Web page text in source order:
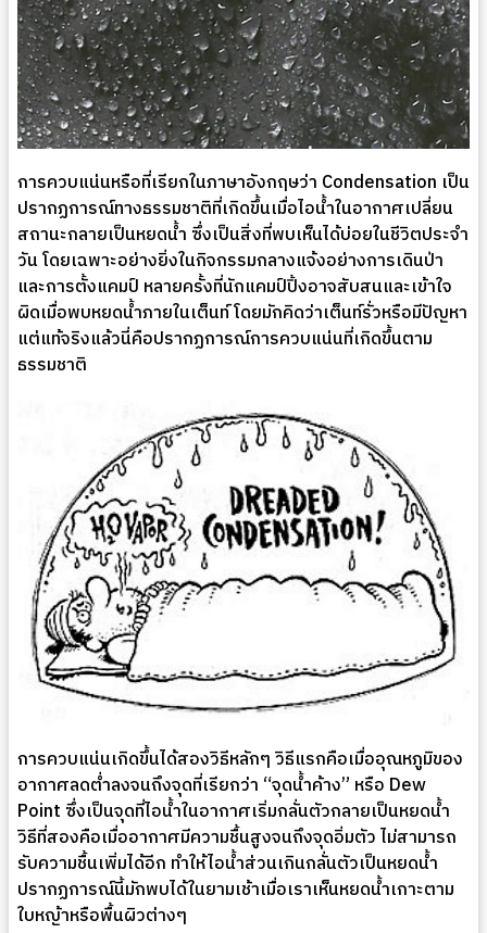
การควบแน่นหรือที่เรียกในภาษาอังกฤษว่า Condensation เป็น
ปรากฏการณ์ทางธรรมชาติที่เกิดขึ้นเมื่อไอน้ำในอากาศเปลี่ยน
สถานะกลายเป็นหยดน้ำ ซึ่งเป็นสิ่งที่พบเห็นได้บ่อยในชีวิตประจำ
วัน โดยเฉพาะอย่างยิ่งในกิจกรรมกลางแจ้งอย่างการเดินป่า
และการตั้งแคมป์ หลายครั้งที่นักแคมป์ปิ้งอาจสับสนและเข้าใจ
ผิดเมื่อพบหยดน้ำภายในเต็นท์ โดยมักคิดว่าเต็นท์รั่วหรือมีปัญหา
แต่แท้จริงแล้วนี่คือปรากฏการณ์การควบแน่นที่เกิดขึ้นตาม
ธรรมชาติ
การควบแน่นเกิดขึ้นได้สองวิธีหลักๆ วิธีแรกคือเมื่ออุณหภูมิของ
อากาศลดต่ำลงจนถึงจุดที่เรียกว่า “จุดน้ำค้าง” หรือ Dew
Point ซึ่งเป็นจุดที่ไอน้ำในอากาศเริ่มกลั่นตัวกลายเป็นหยดน้ำ
วิธีที่สองคือเมื่ออากาศมีความชื้นสูงจนถึงจุดอิ่มตัว ไม่สามารถ
รับความชื้นเพิ่มได้อีก ทำให้ไอน้ำส่วนเกินกลั่นตัวเป็นหยดน้ำ
ปรากฏการณ์นี้มักพบได้ในยามเช้าเมื่อเราเห็นหยดน้ำเกาะตาม
ใบหญ้าหรือพื้นผิวต่างๆ